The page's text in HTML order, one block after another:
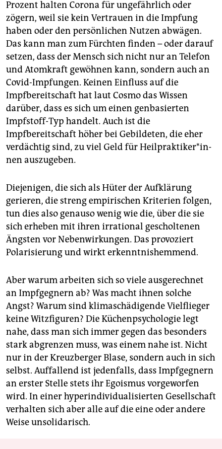
Prozent halten Corona für ungefährlich oder
zögern, weil sie kein Vertrauen in die Impfung
haben oder den persönlichen Nutzen abwägen.
Das kann man zum Fürchten finden – oder darauf
setzen, dass der Mensch sich nicht nur an Telefon
und Atomkraft gewöhnen kann, sondern auch an
Covid-Impfungen. Keinen Einfluss auf die
Impfbereitschaft hat laut Cosmo das Wissen
darüber, dass es sich um einen genbasierten
Impfstoff-Typ handelt. Auch ist die
Impfbereitschaft höher bei Gebildeten, die eher
verdächtig sind, zu viel Geld für Heil­prak­ti­ke­r*in­
nen auszugeben.
Diejenigen, die sich als Hüter der Aufklärung
gerieren, die streng empirischen Kriterien folgen,
tun dies also genauso wenig wie die, über die sie
sich erheben mit ihren irrational gescholtenen
Ängsten vor Nebenwirkungen. Das provoziert
Polarisierung und wirkt erkenntnishemmend.
Aber warum arbeiten sich so viele ausgerechnet
an Impfgegnern ab? Was macht ihnen solche
Angst? Warum sind klimaschädigende Vielflieger
keine Witzfiguren? Die Küchenpsychologie legt
nahe, dass man sich immer gegen das besonders
stark abgrenzen muss, was einem nahe ist. Nicht
nur in der Kreuzberger Blase, sondern auch in sich
selbst. Auffallend ist jedenfalls, dass Impfgegnern
an erster Stelle stets ihr Egoismus vorgeworfen
wird. In einer hyperindividualisierten Gesellschaft
verhalten sich aber alle auf die eine oder andere
Weise unsolidarisch.